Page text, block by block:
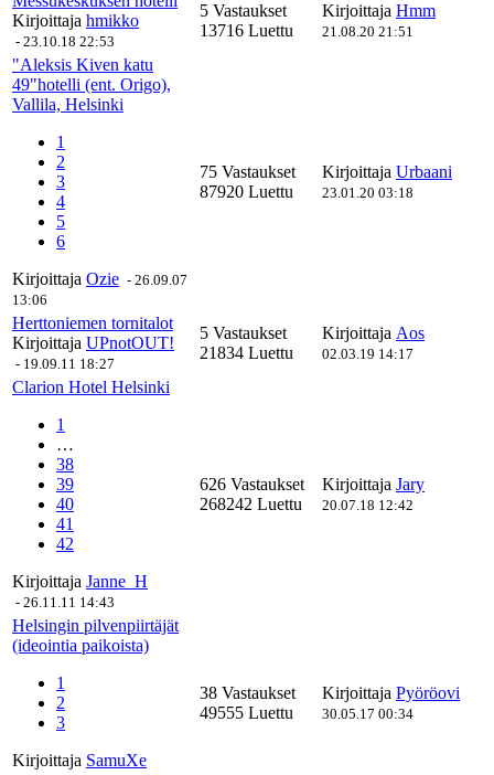
Kirjoittaja hmikko
- 23.10.18 22:53
5 Vastaukset
13716 Luettu
Kirjoittaja Hmm
21.08.20 21:51
"Aleksis Kiven katu
49"hotelli (ent. Origo),
Vallila, Helsinki
1
2
3
4
5
6
Kirjoittaja Ozie - 26.09.07
13:06
75 Vastaukset
87920 Luettu
Kirjoittaja Urbaani
23.01.20 03:18
Herttoniemen tornitalot
Kirjoittaja UPnotOUT!
- 19.09.11 18:27
5 Vastaukset
21834 Luettu
Kirjoittaja Aos
02.03.19 14:17
Clarion Hotel Helsinki
1
…
38
39
40
41
42
Kirjoittaja Janne_H
- 26.11.11 14:43
626 Vastaukset
268242 Luettu
Kirjoittaja Jary
20.07.18 12:42
Helsingin pilvenpiirtäjät
(ideointia paikoista)
1
2
3
Kirjoittaja SamuXe
38 Vastaukset
49555 Luettu
Kirjoittaja Pyöröovi
30.05.17 00:34